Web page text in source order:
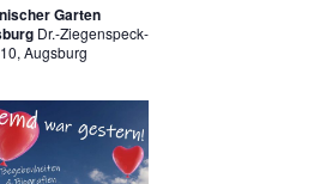
Garten
Dr.-Ziegenspeck-
Augsburg